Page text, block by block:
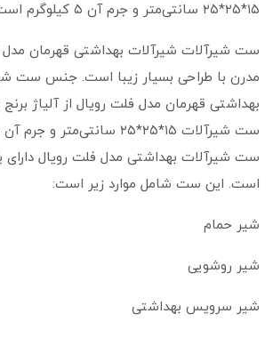
۱۵*۲۵*۲۵ سانتی‌متر و جرم آن ۵ کیلوگرم است.
ست شیرآلات شیرآلات بهداشتی قهرمان
مدرن با طراحی بسیار زیبا است. جنس ست
بهداشتی قهرمان مدل فلت رویال از آلیاژ
ست شیرآلات بهداشتی مدل فلت رویال
است. این ست شامل موارد زیر است:
شیر حمام
شیر روشویی
شیر سرویس بهداشتی